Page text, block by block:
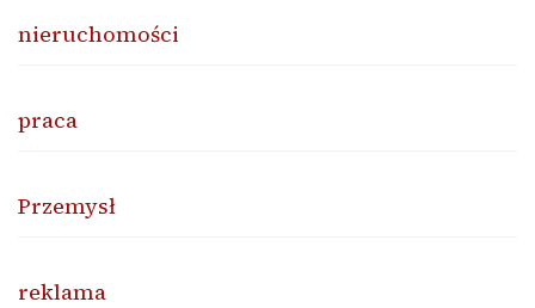
nieruchomości
praca
Przemysł
reklama